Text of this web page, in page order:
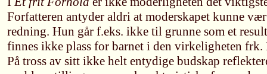
Forfatteren antyder aldri at moderskapet kunne
redning. Hun går f.eks. ikke til grunne som et
finnes ikke plass for barnet i den virkeligheten frk.
På tross av sitt ikke helt entydige budskap